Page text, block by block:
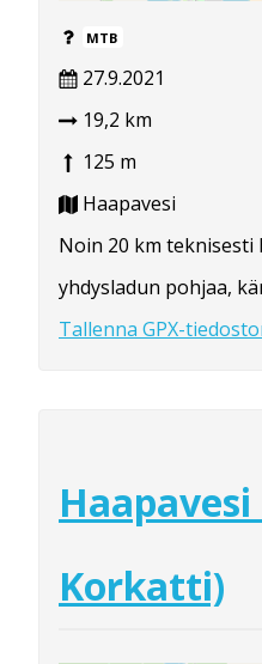
MTB
27.9.2021
19,2 km
125 m
Haapavesi
Noin 20 km
yhdysladun pohjaa,
Tallenna GPX-
Korkatti)